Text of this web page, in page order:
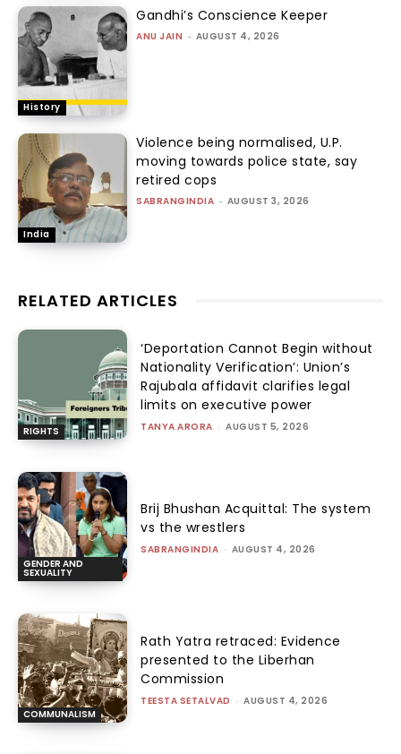
History
Gandhi’s Conscience Keeper
ANU JAIN - AUGUST 4, 2026
India
Violence being normalised, U.P.
moving towards police state, say
retired cops
SABRANGINDIA - AUGUST 3, 2026
RELATED ARTICLES
RIGHTS
‘Deportation Cannot Begin without
Nationality Verification’: Union’s
Rajubala affidavit clarifies legal
limits on executive power
TANYA ARORA - AUGUST 5, 2026
GENDER AND
SEXUALITY
Brij Bhushan Acquittal: The system
vs the wrestlers
SABRANGINDIA - AUGUST 4, 2026
COMMUNALISM
Rath Yatra retraced: Evidence
presented to the Liberhan
Commission
TEESTA SETALVAD - AUGUST 4, 2026